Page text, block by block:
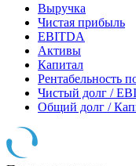
Выручка
Чистая прибыль
EBITDA
Активы
Капитал
Рентабельность
Чистый долг /
Общий долг /